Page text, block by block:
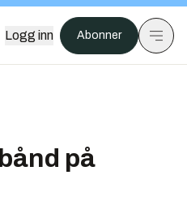
Logg inn Abonner
på